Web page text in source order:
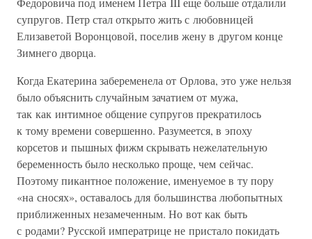
супругов. Петр стал открыто жить с любовницей
Елизаветой Воронцовой, поселив жену в другом конце
Зимнего дворца.
Когда Екатерина забеременела от Орлова, это уже нельзя
было объяснить случайным зачатием от мужа,
так как интимное общение супругов прекратилось
к тому времени совершенно. Разумеется, в эпоху
корсетов и пышных фижм скрывать нежелательную
беременность было несколько проще, чем сейчас.
Поэтому пикантное положение, именуемое в ту пору
«на сносях», оставалось для большинства любопытных
приближенных незамеченным. Но вот как быть
с родами? Русской императрице не пристало покидать